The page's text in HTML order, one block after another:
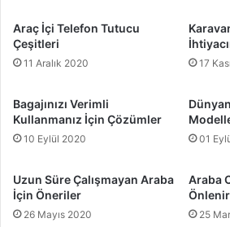
Araç İçi Telefon Tutucu
Çeşitleri
11 Aralık 2020 17
Bagajınızı Verimli
Kullanmanız İçin Çözümler
10 Eylül 2020 01
Uzun Süre Çalışmayan Araba
İçin Öneriler
26 Mayıs 2020
Araba
25